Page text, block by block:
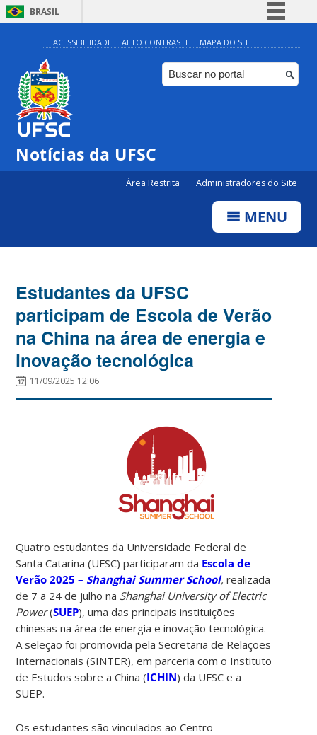
BRASIL
Simplifique!
Comunica BR
Participe
ACESSIBILIDADE ALTO CONTRASTE MAPA DO SITE
Notícias da UFSC
Área Restrita Administradores do Site
MENU
Estudantes da UFSC
participam de Escola de Verão
na China na área de energia e
inovação tecnológica
11/09/2025 12:06
Quatro estudantes da Universidade Federal de
Santa Catarina (UFSC) participaram da Escola de
Verão 2025 – Shanghai Summer School, realizada
de 7 a 24 de julho na Shanghai University of Electric
Power(SUEP), uma das principais instituições
chinesas na área de energia e inovação tecnológica.
A seleção foi promovida pela Secretaria de Relações
Internacionais (SINTER), em parceria com o Instituto
de Estudos sobre a China (ICHIN) da UFSC e a
SUEP.
Os estudantes são vinculados ao Centro